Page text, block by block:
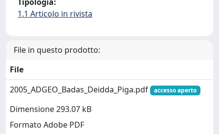
1.1 Articolo in rivista
File in questo prodotto:
File
2005_ADGEO_Badas_Deidda_Piga.pdf
accesso aperto
Dimensione 293.07 kB
Formato Adobe PDF